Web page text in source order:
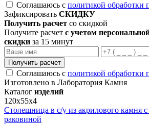
Соглашаюсь с политикой обработки
Зафиксировать СКИДКУ
Получить расчет со скидкой
Получите расчет с учетом
скидки за 15 минут
Получить расчет
Соглашаюсь с политикой обработки
Изготовлено в Лаборатория Камня
Каталог изделий
120х55х4
Столешница в с/у из акрилового камня
раковиной